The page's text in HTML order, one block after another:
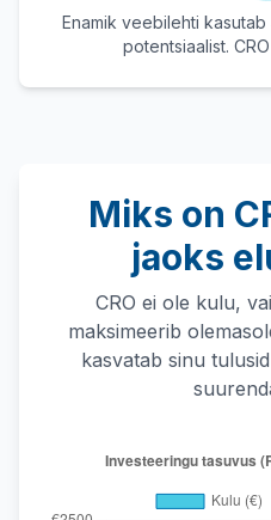
Enamik veebilehti
potentsiaalist.
Miks on
jaoks
CRO ei ole kulu,
maksimeerib
kasvatab sinu